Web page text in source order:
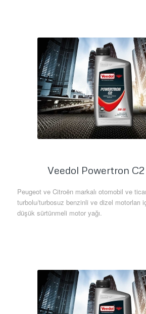
Veedol Powertron
Peugeot ve Citroën markalı otomobil ve
turbolu/turbosuz benzinli ve dizel motorları
düşük sürtünmeli motor yağı.